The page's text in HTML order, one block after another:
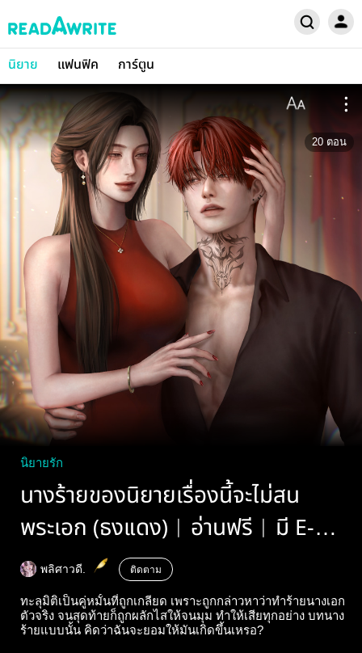
นิยาย แฟนฟิค การ์ตูน
20 ตอน
นิยายรัก
นางร้ายของนิยายเรื่องนี้จะไม่สน
พระเอก (ธงแดง)︱อ่านฟรี︱มี E-
book
พลิศาวดี. ติดตาม
ทะลุมิติเป็นคู่หมั้นที่ถูกเกลียด เพราะถูกกล่าวหาว่าทำร้ายนางเอก
ตัวจริง จนสุดท้ายก็ถูกผลักไสให้จนมุม ทำให้เสียทุกอย่าง บทนาง
ร้ายแบบนั้น คิดว่าฉันจะยอมให้มันเกิดขึ้นเหรอ?